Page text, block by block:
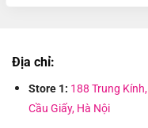
Địa chỉ:
Store 1: 188 Trung Kính,
Cầu Giấy, Hà Nội